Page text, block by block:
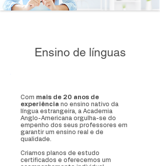
Ensino de línguas
Com mais de 20 anos de
experiência no ensino nativo da
língua estrangeira, a Academia
Anglo-Americana orgulha-se do
empenho dos seus professores em
garantir um ensino real e de
qualidade.
Criamos planos de estudo
certificados e oferecemos um